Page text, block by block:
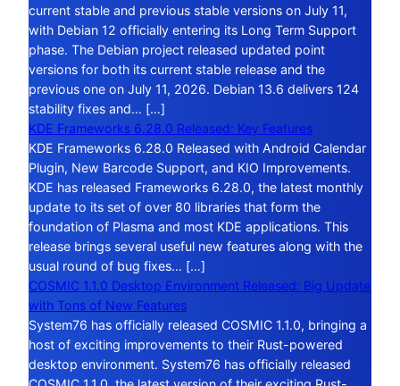
current stable and previous stable versions on July 11,
with Debian 12 officially entering its Long Term Support
phase. The Debian project released updated point
versions for both its current stable release and the
previous one on July 11, 2026. Debian 13.6 delivers 124
stability fixes and… […]
KDE Frameworks 6.28.0 Released: Key Features
KDE Frameworks 6.28.0 Released with Android Calendar
Plugin, New Barcode Support, and KIO Improvements.
KDE has released Frameworks 6.28.0, the latest monthly
update to its set of over 80 libraries that form the
foundation of Plasma and most KDE applications. This
release brings several useful new features along with the
usual round of bug fixes… […]
COSMIC 1.1.0 Desktop Environment Released: Big Update
with Tons of New Features
System76 has officially released COSMIC 1.1.0, bringing a
host of exciting improvements to their Rust-powered
desktop environment. System76 has officially released